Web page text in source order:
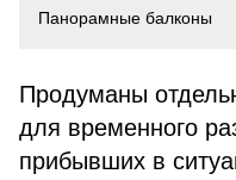
Панорамные балконы
Продуманы
для временного
прибывших в